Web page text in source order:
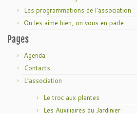
Les programmations de l'association
On les aime bien, on vous en parle
Pages
Agenda
Contacts
L’association
Le troc aux plantes
Les Auxiliaires du Jardinier